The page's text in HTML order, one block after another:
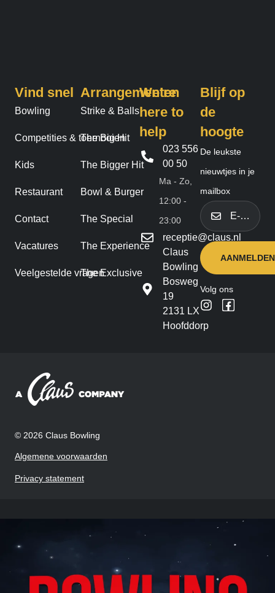
Vind snel
Bowling
Competities & toernooien
Kids
Restaurant
Contact
Vacatures
Veelgestelde vragen
Arrangementen
Strike & Balls
The Big Hit
The Bigger Hit
Bowl & Burger
The Special
The Experience
The Exclusive
We’re
here to
help
023 556
00 50
Ma - Zo,
12:00 -
23:00
receptie@claus.nl
Claus
Bowling
Bosweg
19
2131 LX
Hoofddorp
Blijf op
de
hoogte
De leukste
nieuwtjes in je
mailbox
E-
mailadres
Volg ons
© 2026 Claus Bowling
Algemene voorwaarden
Privacy statement